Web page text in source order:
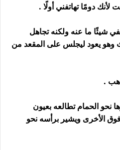
دومًا تهاتفني أولًا .
شيئًا ما عنه ولكنه تجاهل
وهو يعود ليجلس على المقعد من
.
نحو الحمام تطالعه بعيون
الأخرى ويشير برأسه نحو